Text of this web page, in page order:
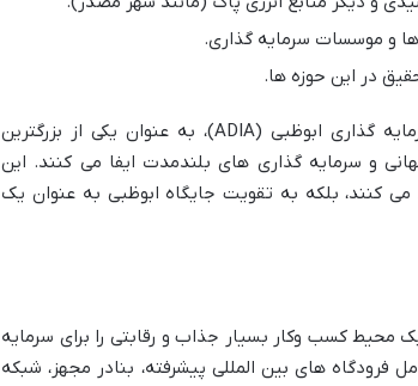
و موسسات سرمایه گذاری.
در این حوزه ها.
همچنین، صندوق های ثروت ملی ابوظبی، مانند سازمان سرمایه گذاری ابوظبی (ADIA)، به عنوان یکی از بزرگترین
و سرمایه گذاری های بلندمدت ایفا می کنند. این
کنند، بلکه به تقویت جایگاه ابوظبی به عنوان یک
محیط کسب وکار بسیار جذاب و رقابتی را برای سرمایه
های بین المللی پیشرفته، بنادر مجهز، شبکه